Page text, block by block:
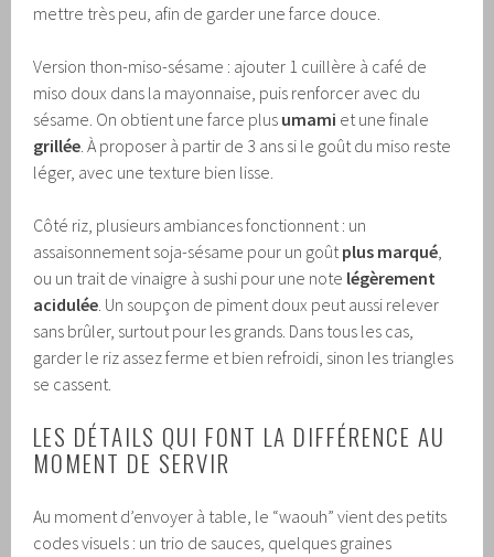
mettre très peu, afin de garder une farce douce.
Version thon-miso-sésame : ajouter 1 cuillère à café de
miso doux dans la mayonnaise, puis renforcer avec du
sésame. On obtient une farce plus umami et une finale
grillée. À proposer à partir de 3 ans si le goût du miso reste
léger, avec une texture bien lisse.
Côté riz, plusieurs ambiances fonctionnent : un
assaisonnement soja-sésame pour un goûtplus marqué,
ou un trait de vinaigre à sushi pour une note légèrement
acidulée. Un soupçon de piment doux peut aussi relever
sans brûler, surtout pour les grands. Dans tous les cas,
garder le riz assez ferme et bien refroidi, sinon les triangles
se cassent.
LES DÉTAILS QUI FONT LA DIFFÉRENCE AU
MOMENT DE SERVIR
Au moment d’envoyer à table, le “waouh” vient des petits
codes visuels : un trio de sauces, quelques graines